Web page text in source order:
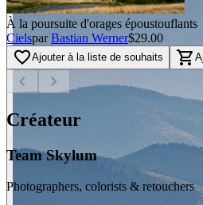
À la poursuite d'orages époustouflants
Cielspar Bastian Werner$29.00
favorite_borderAjouter à la liste de souhaits shopping_cart
chevron_left chevron_right
Créateur
Team Skylum
Photographers, colorists & retouchers